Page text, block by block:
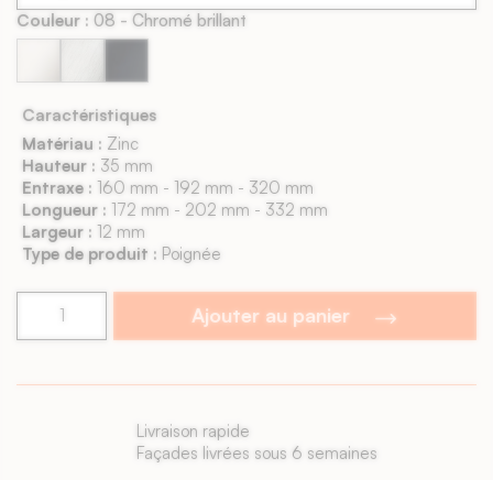
Couleur : 08 - Chromé brillant
-
brillant
-
mat
Caractéristiques
Matériau : Zinc
Hauteur : 35 mm
Entraxe : 160 mm - 192 mm - 320 mm
Longueur : 172 mm - 202 mm - 332 mm
Largeur : 12 mm
Type de produit : Poignée
Ajouter au panier
Livraison rapide
Façades livrées sous 6 semaines